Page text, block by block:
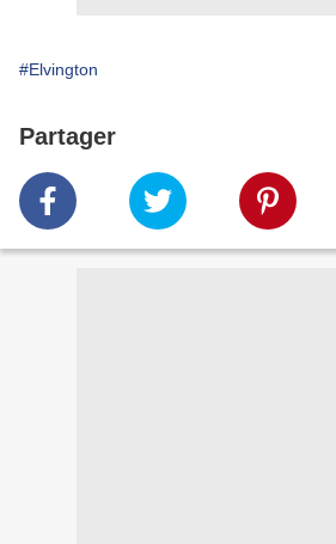
#Elvington
Partager